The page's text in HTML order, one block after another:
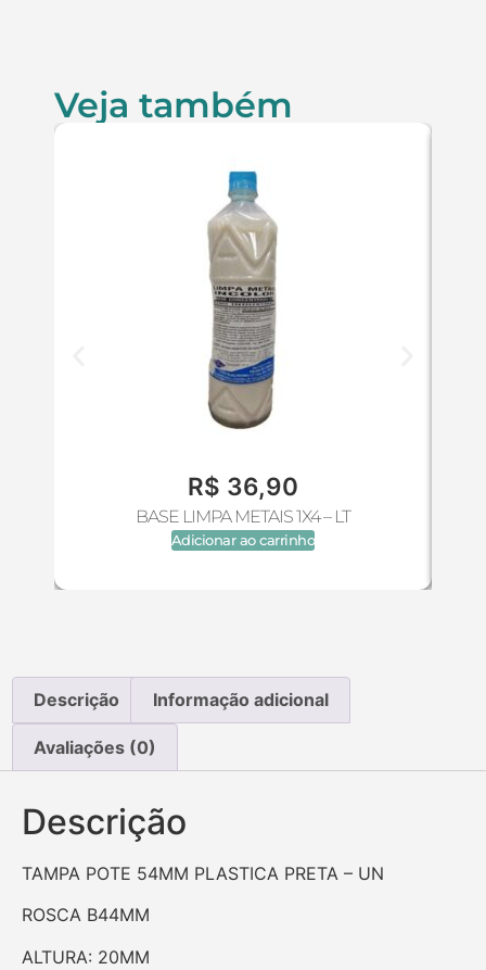
Veja também
R$ 36,90
BASE LIMPA METAIS 1X4 – LT
Adicionar ao carrinho
Descrição Informação adicional
Avaliações (0)
Descrição
TAMPA POTE 54MM PLASTICA PRETA – UN
ROSCA B44MM
ALTURA: 20MM